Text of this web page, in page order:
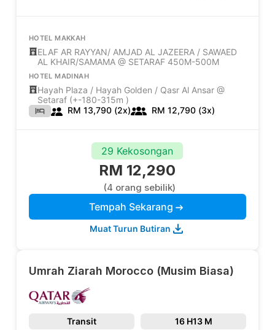
HOTEL MAKKAH
ELAF AR RAYYAN/ AMJAD AL JAZEERA / SAWAED
AL KHAIR/SAMAMA @ SETARAF 450M-500M
HOTEL MADINAH
Hayah Plaza / Hayah Golden / Qasr Al Ansar @
Setaraf (+-180-315m )
RM 13,790 (2x)
RM 12,790 (3x)
29 Kekosongan
RM 12,290
(4 orang sebilik)
Tempah Sekarang
Muat Turun Butiran
Umrah Ziarah Morocco (Musim Biasa)
Transit 16 H13 M